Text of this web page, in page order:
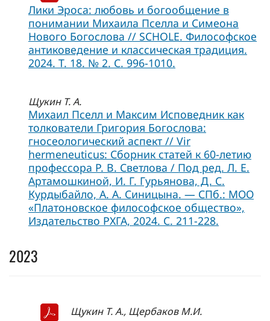
Лики Эроса: любовь и богообщение в
понимании Михаила Пселла и Симеона
Нового Богослова // SCHOLE. Философское
антиковедение и классическая традиция.
2024. Т. 18. № 2. С. 996-1010.
Щукин Т. А.
Михаил Пселл и Максим Исповедник как
толкователи Григория Богослова:
гносеологический аспект // Vir
hermeneuticus: Сборник статей к 60-летию
профессора Р. В. Светлова / Под ред. Л. Е.
Артамошкиной, И. Г. Гурьянова, Д. С.
Курдыбайло, А. А. Синицына. — СПб.: МОО
«Платоновское философское общество»,
Издательство РХГА, 2024. С. 211-228.
2023
Щукин Т. А., Щербаков М.И.